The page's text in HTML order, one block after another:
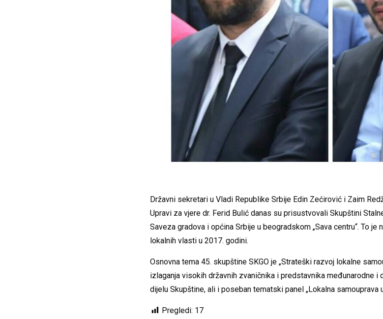
Državni sekretari u Vladi Republike Srbije Edin Zećirović i Zaim
Upravi za vjere dr. Ferid Bulić danas su prisustvovali Skupštini
Saveza gradova i općina Srbije u beogradskom „Sava centru“. To je
lokalnih vlasti u 2017. godini.
Osnovna tema 45. skupštine SKGO je „Strateški razvoj lokalne
izlaganja visokih državnih zvaničnika i predstavnika međunarodne i
dijelu Skupštine, ali i poseban tematski panel „Lokalna samouprava
Pregledi: 17